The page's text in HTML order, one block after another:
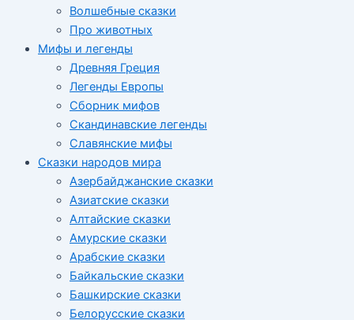
Волшебные сказки
Про животных
Мифы и легенды
Древняя Греция
Легенды Европы
Сборник мифов
Скандинавские легенды
Славянские мифы
Сказки народов мира
Азербайджанские сказки
Азиатские сказки
Алтайские сказки
Амурские сказки
Арабские сказки
Байкальские сказки
Башкирские сказки
Белорусские сказки